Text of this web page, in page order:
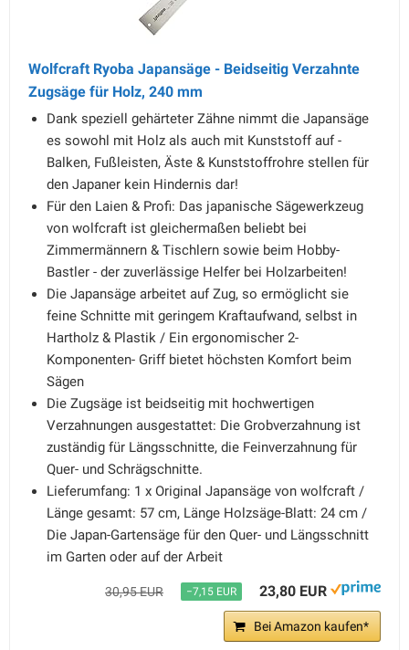
Wolfcraft Ryoba Japansäge - Beidseitig Verzahnte
Zugsäge für Holz, 240 mm
Dank speziell gehärteter Zähne nimmt die Japansäge
es sowohl mit Holz als auch mit Kunststoff auf -
Balken, Fußleisten, Äste & Kunststoffrohre stellen für
den Japaner kein Hindernis dar!
Für den Laien & Profi: Das japanische Sägewerkzeug
von wolfcraft ist gleichermaßen beliebt bei
Zimmermännern & Tischlern sowie beim Hobby-
Bastler - der zuverlässige Helfer bei Holzarbeiten!
Die Japansäge arbeitet auf Zug, so ermöglicht sie
feine Schnitte mit geringem Kraftaufwand, selbst in
Hartholz & Plastik / Ein ergonomischer 2-
Komponenten- Griff bietet höchsten Komfort beim
Sägen
Die Zugsäge ist beidseitig mit hochwertigen
Verzahnungen ausgestattet: Die Grobverzahnung ist
zuständig für Längsschnitte, die Feinverzahnung für
Quer- und Schrägschnitte.
Lieferumfang: 1 x Original Japansäge von wolfcraft /
Länge gesamt: 57 cm, Länge Holzsäge-Blatt: 24 cm /
Die Japan-Gartensäge für den Quer- und Längsschnitt
im Garten oder auf der Arbeit
30,95 EUR −7,15 EUR 23,80 EUR
Bei Amazon kaufen*